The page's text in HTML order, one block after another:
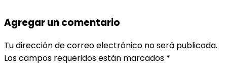
Agregar un comentario
Tu dirección de correo electrónico no será publicada.
Los campos requeridos están marcados *